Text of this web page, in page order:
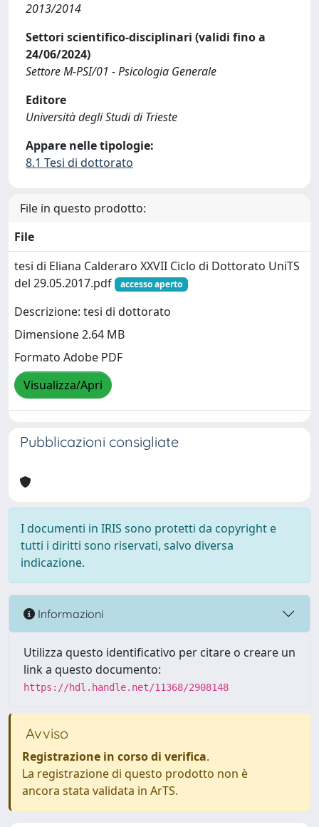
2013/2014
Settori scientifico-disciplinari (validi fino a
24/06/2024)
Settore M-PSI/01 - Psicologia Generale
Editore
Università degli Studi di Trieste
Appare nelle tipologie:
8.1 Tesi di dottorato
File in questo prodotto:
File
tesi di Eliana Calderaro XXVII Ciclo di Dottorato UniTS
del 29.05.2017.pdf
accesso aperto
Descrizione: tesi di dottorato
Dimensione 2.64 MB
Formato Adobe PDF
Visualizza/Apri
Pubblicazioni consigliate
I documenti in IRIS sono protetti da copyright e
tutti i diritti sono riservati, salvo diversa
indicazione.
Informazioni
Utilizza questo identificativo per citare o creare un
link a questo documento:
https://hdl.handle.net/11368/2908148
Avviso
Registrazione in corso di verifica.
La registrazione di questo prodotto non è
ancora stata validata in ArTS.